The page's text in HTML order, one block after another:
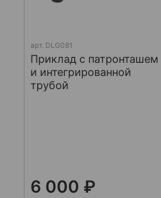
арт. DLG081
Приклад с патронташем
и интегрированной
трубой
6 000 ₽